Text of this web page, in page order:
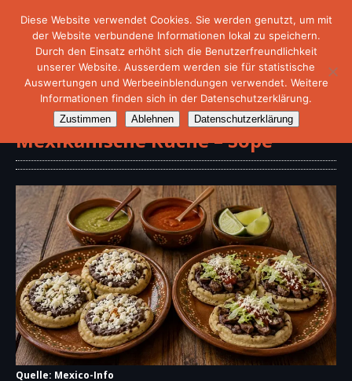
Mexikanische Küche – Sope
Quelle: Mexico-Info
Diese Website verwendet Cookies. Sie werden genutzt, um mit
der Website verbundene Informationen lokal zu speichern.
Durch den Einsatz erhöht sich die Benutzerfreundlichkeit
unserer Website. Ausserdem werden sie für statistische
Auswertungen und Werbeeinblendungen verwendet. Weitere
Informationen finden sich in der Datenschutzerklärung.
Zustimmen Ablehnen Datenschutzerklärung